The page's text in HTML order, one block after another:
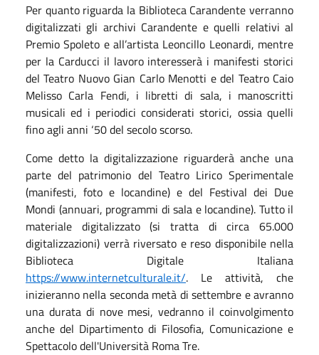
Per quanto riguarda la Biblioteca Carandente verranno
digitalizzati gli archivi Carandente e quelli relativi al
Premio Spoleto e all’artista Leoncillo Leonardi, mentre
per la Carducci il lavoro interesserà i manifesti storici
del Teatro Nuovo Gian Carlo Menotti e del Teatro Caio
Melisso Carla Fendi, i libretti di sala, i manoscritti
musicali ed i periodici considerati storici, ossia quelli
fino agli anni ‘50 del secolo scorso.
Come detto la digitalizzazione riguarderà anche una
parte del patrimonio del Teatro Lirico Sperimentale
(manifesti, foto e locandine) e del Festival dei Due
Mondi (annuari, programmi di sala e locandine). Tutto il
materiale digitalizzato (si tratta di circa 65.000
digitalizzazioni) verrà riversato e reso disponibile nella
Biblioteca Digitale Italiana
https://www.internetculturale.it/. Le attività, che
inizieranno nella seconda metà di settembre e avranno
una durata di nove mesi, vedranno il coinvolgimento
anche del Dipartimento di Filosofia, Comunicazione e
Spettacolo dell'Università Roma Tre.